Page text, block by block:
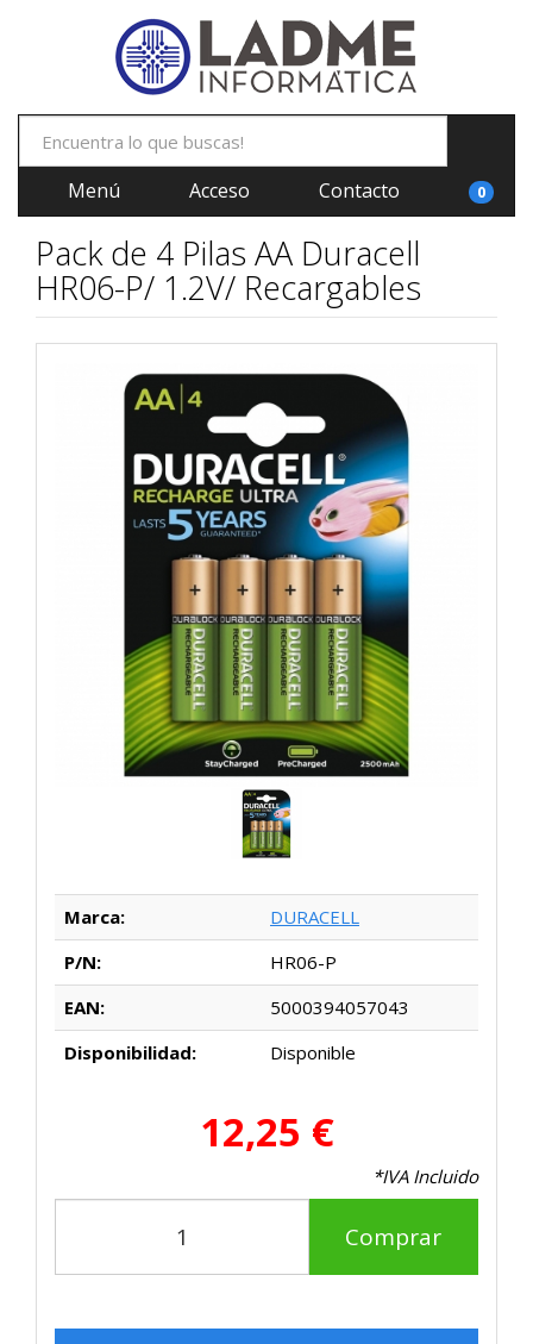
Menú Acceso Contacto 0
Pack de 4 Pilas AA Duracell
HR06-P/ 1.2V/ Recargables
Marca:
DURACELL
P/N:
HR06-P
EAN:
5000394057043
Disponibilidad:
Disponible
12,25 €
*IVA Incluido
Comprar